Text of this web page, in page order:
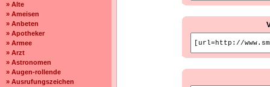
» Alte
» Ameisen
» Anbeten
» Apotheker
» Armee
» Arzt
» Astronomen
» Augen-rollende
» Ausrufungszeichen